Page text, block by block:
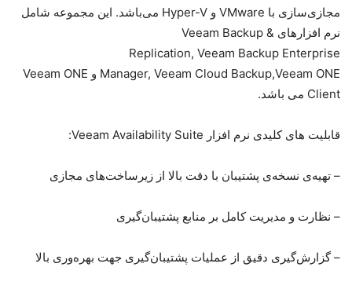
مجازی‌سازی با VMware و Hyper-V می‌باشد. این مجموعه شامل
نرم افزارهای Veeam Backup &
Replication, Veeam Backup Enterprise
Manager, Veeam Cloud Backup,Veeam ONE و Veeam ONE
Client می باشد.
قابلیت های کلیدی نرم افزار Veeam Availability Suite:
– تهیه‌ی نسخه‌ی پشتیبان با دقت بالا از زیرساخت‌های مجازی
– نظارت و مدیریت کامل بر منابع پشتیبان‌گیری
– گزارش‌گیری دقیق از عملیات پشتیبان‌گیری جهت بهره‌وری بالا